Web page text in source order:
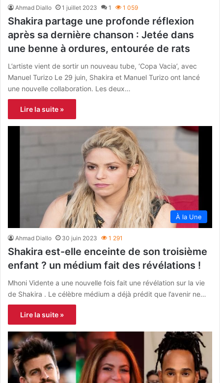
Ahmad Diallo 1 juillet 2023 1 1 059
Shakira partage une profonde réflexion
après sa dernière chanson : Jetée dans
une benne à ordures, entourée de rats
L’artiste vient de sortir un nouveau tube, ‘Copa Vacia’, avec
Manuel Turizo Le 29 juin, Shakira et Manuel Turizo ont lancé
une nouvelle collaboration. Les deux…
Lire la suite »
À la Une
Ahmad Diallo 30 juin 2023 1 291
Shakira est-elle enceinte de son troisième
enfant ? un médium fait des révélations !
Mhoni Vidente a une nouvelle fois fait une révélation sur la vie
de Shakira . Le célèbre médium a déjà prédit que l’avenir ne…
Lire la suite »